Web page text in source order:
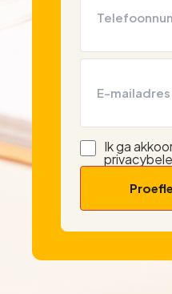
E-
Instemming
Ik ga